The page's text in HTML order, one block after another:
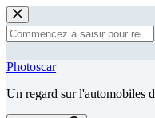
Passer
au
contenu
Aucun
Photoscar
Un regard sur l'automobiles